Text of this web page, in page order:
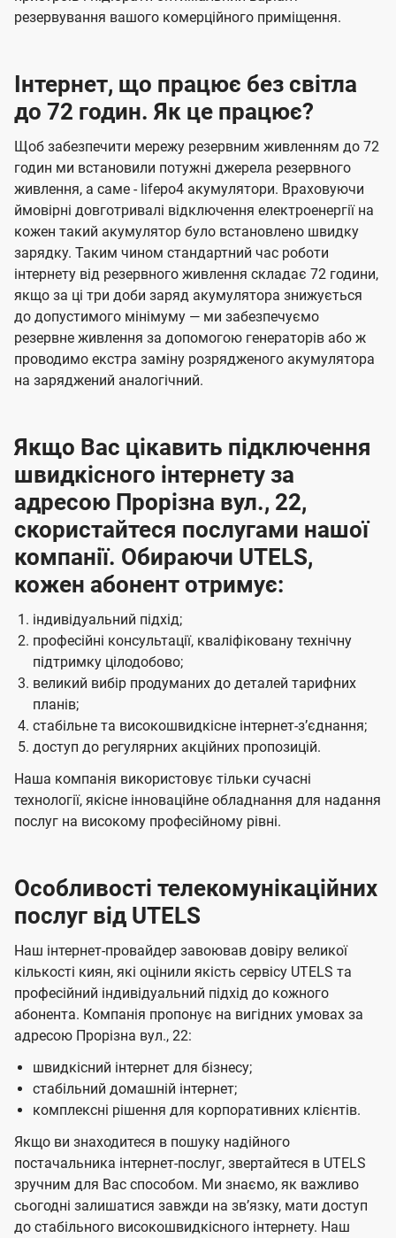
резервування вашого комерційного приміщення.
Інтернет, що працює без світла
до 72 годин. Як це працює?
Щоб забезпечити мережу резервним живленням до 72
годин ми встановили потужні джерела резервного
живлення, а саме - lifepo4 акумулятори. Враховуючи
ймовірні довготривалі відключення електроенергії на
кожен такий акумулятор було встановлено швидку
зарядку. Таким чином стандартний час роботи
інтернету від резервного живлення складає 72 години,
якщо за ці три доби заряд акумулятора знижується
до допустимого мінімуму — ми забезпечуємо
резервне живлення за допомогою генераторів або ж
проводимо екстра заміну розрядженого акумулятора
на заряджений аналогічний.
Якщо Вас цікавить підключення
швидкісного інтернету за
адресою Прорізна вул., 22,
скористайтеся послугами нашої
компанії. Обираючи UTELS,
кожен абонент отримує:
індивідуальний підхід;
професійні консультації, кваліфіковану технічну
підтримку цілодобово;
великий вибір продуманих до деталей тарифних
планів;
стабільне та високошвидкісне інтернет-зʼєднання;
доступ до регулярних акційних пропозицій.
Наша компанія використовує тільки сучасні
технології, якісне інноваційне обладнання для надання
послуг на високому професійному рівні.
Особливості телекомунікаційних
послуг від UTELS
Наш інтернет-провайдер завоював довіру великої
кількості киян, які оцінили якість сервісу UTELS та
професійний індивідуальний підхід до кожного
абонента. Компанія пропонує на вигідних умовах за
адресою Прорізна вул., 22:
швидкісний інтернет для бізнесу;
стабільний домашній інтернет;
комплексні рішення для корпоративних клієнтів.
Якщо ви знаходитеся в пошуку надійного
постачальника інтернет-послуг, звертайтеся в UTELS
зручним для Вас способом. Ми знаємо, як важливо
сьогодні залишатися завжди на звʼязку, мати доступ
до стабільного високошвидкісного інтернету. Наш